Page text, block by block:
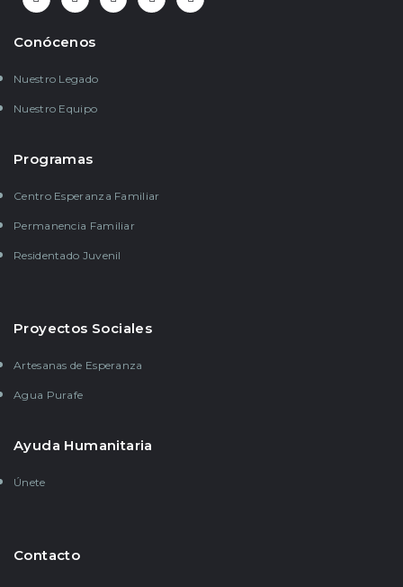
Conócenos
Nuestro Legado
Nuestro Equipo
Programas
Centro Esperanza Familiar
Permanencia Familiar
Residentado Juvenil
Proyectos Sociales
Artesanas de Esperanza
Agua Purafe
Ayuda Humanitaria
Únete
Contacto